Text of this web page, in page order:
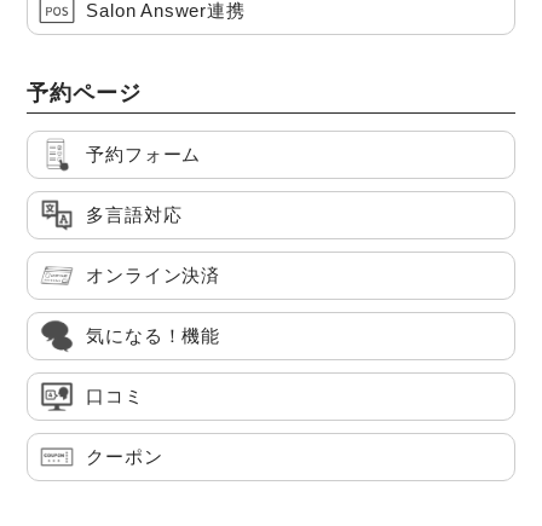
Salon Answer連携
予約ページ
予約フォーム
多言語対応
オンライン決済
気になる！機能
口コミ
クーポン